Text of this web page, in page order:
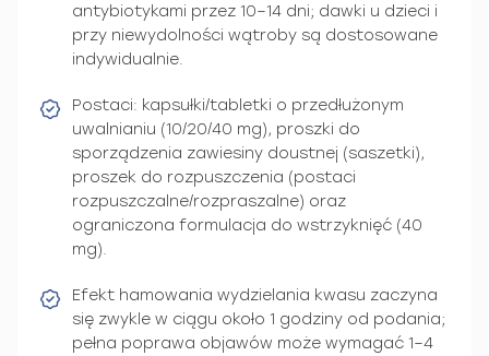
antybiotykami przez 10–14 dni; dawki u dzieci i
przy niewydolności wątroby są dostosowane
indywidualnie.
Postaci: kapsułki/tabletki o przedłużonym
uwalnianiu (10/20/40 mg), proszki do
sporządzenia zawiesiny doustnej (saszetki),
proszek do rozpuszczenia (postaci
rozpuszczalne/rozpraszalne) oraz
ograniczona formulacja do wstrzyknięć (40
mg).
Efekt hamowania wydzielania kwasu zaczyna
się zwykle w ciągu około 1 godziny od podania;
pełna poprawa objawów może wymagać 1–4